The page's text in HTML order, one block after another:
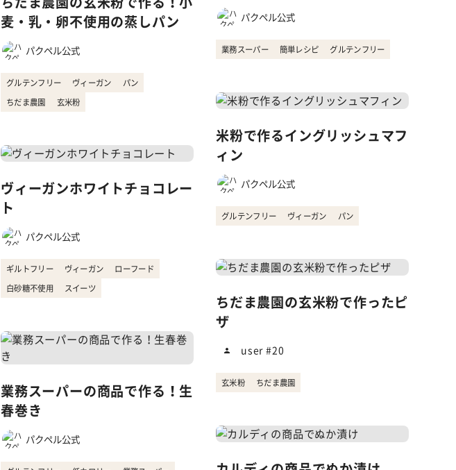
麦・乳・卵不使用の蒸しパン
パクペル公式
グルテンフリー ヴィーガン パン
ちだま農園 玄米粉
ヴィーガンホワイトチョコレー
ト
パクペル公式
ギルトフリー ヴィーガン ローフード
白砂糖不使用 スイーツ
業務スーパーの商品で作る！生
春巻き
パクペル公式
パクペル公式
業務スーパー 簡単レシピ グルテンフリー
米粉で作るイングリッシュマフ
ィン
パクペル公式
グルテンフリー ヴィーガン パン
ちだま農園の玄米粉で作ったピ
ザ
user #20
玄米粉 ちだま農園